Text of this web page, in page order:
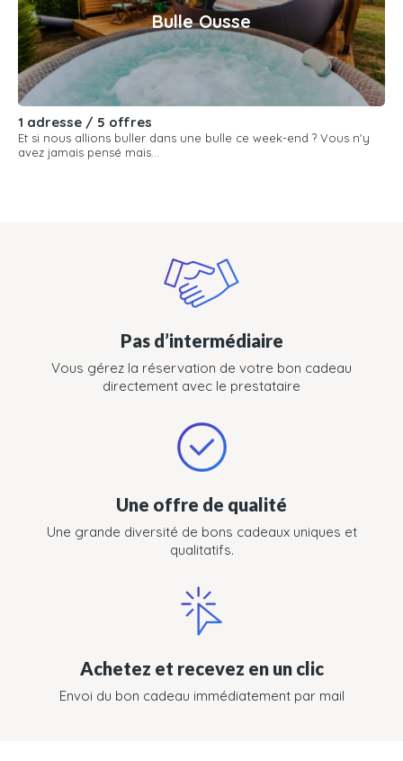
Bulle Ousse
1 adresse / 5 offres
Et si nous allions buller dans une bulle ce week-end ? Vous n'y
avez jamais pensé mais...
Pas d’intermédiaire
Vous gérez la réservation de votre bon cadeau
directement avec le prestataire
Une offre de qualité
Une grande diversité de bons cadeaux uniques et
qualitatifs.
Achetez et recevez en un clic
Envoi du bon cadeau immédiatement par mail